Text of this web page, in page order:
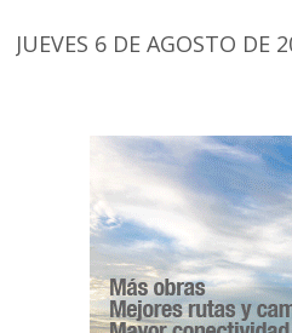
JUEVES 6 DE AGOSTO DE